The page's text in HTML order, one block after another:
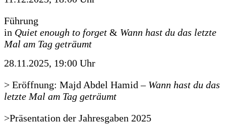
Führung
in Quiet enough to forget & Wann hast du das letzte
Mal am Tag geträumt
28.11.2025, 19:00 Uhr
> Eröffnung: Majd Abdel Hamid – Wann hast du das
letzte Mal am Tag geträumt
>Präsentation der Jahresgaben 2025